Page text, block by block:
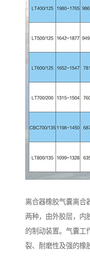
离合器橡胶气囊离合
两种，由外胶层，内
的制动装置。气囊工
裂、耐磨性及强的橡